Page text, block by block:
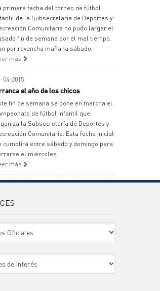
primera fecha del torneo de fútbol
de la Subsecretaria de Deportes y
Comunitaria no pudo largar el
fin de semana por el mal tiempo.
por revancha mañana sábado.
más
04-2015
el año de los chicos
fin de semana se pone en marcha el
de fútbol infantil que
la Subsecretaría de Deportes y
Comunitaria. Esta fecha inicial
cumplirá entre sábado y domingo para
el miércoles.
más